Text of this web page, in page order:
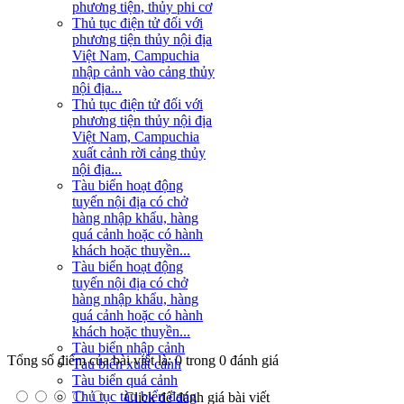
phương tiện, thủy phi cơ
Thủ tục điện tử đối với
phương tiện thủy nội địa
Việt Nam, Campuchia
nhập cảnh vào cảng thủy
nội địa...
Thủ tục điện tử đối với
phương tiện thủy nội địa
Việt Nam, Campuchia
xuất cảnh rời cảng thủy
nội địa...
Tàu biển hoạt động
tuyến nội địa có chở
hàng nhập khẩu, hàng
quá cảnh hoặc có hành
khách hoặc thuyền...
Tàu biển hoạt động
tuyến nội địa có chở
hàng nhập khẩu, hàng
quá cảnh hoặc có hành
khách hoặc thuyền...
Tàu biển nhập cảnh
Tàu biển xuất cảnh
Tàu biển quá cảnh
Thủ tục tàu biển đang
Tổng số điểm của bài viết là: 0 trong 0 đánh giá
Click để đánh giá bài viết